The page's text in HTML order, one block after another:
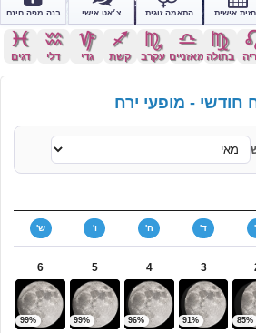
אישית התאמה זוגית צ׳אט אישי בנה מפה חינם
h
בתולה
j
מאזניים
k
עקרב
l
קשת
z
גדי
x
דלי
c
דגים
חודשי - מופעי ירח
ד' ה' ו' ש'
85%
3
91%
4
96%
5
99%
6
99%